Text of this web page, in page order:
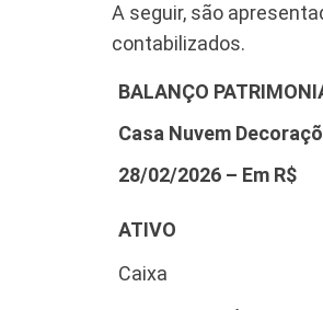
A seguir, são
contabilizados.
BALANÇO
Casa Nuvem
28/02/2026 – Em R$
ATIVO
Caixa